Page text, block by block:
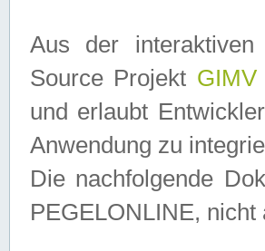
Aus der interaktiven
Source Projekt GIMV
und erlaubt
Anwendung zu
Die nachfolgende
PEGELONLINE,